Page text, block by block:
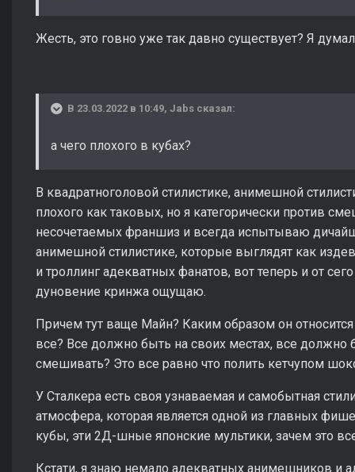
Жесть, это говно уже так давно существует? Я
В 23.03.2022 в 10:49, Jabs сказал:
а чего плохого в кубах?
В квадратноголовой стилистике, анимешной
плохого как таковых, но я категорически против
несочетаемых франшиз и всегда испытываю
анимешной стилистике, которые выглядят как
и троллинг адекватных фанатов, вот теперь и от
дуновение кринжа ощущаю.
Причем тут ваще Майн? Каким образом он
все? Все должно быть на своих местах, все должно
смешивать? Это все равно что полить кетчупом
У Сталкера есть своя узнаваемая и самобытная
атмосфера, которая является одной из главных
кубы, эти 2Д-шные японские мультики, зачем это
Кстати, я знаю немало адекватных анимешников и